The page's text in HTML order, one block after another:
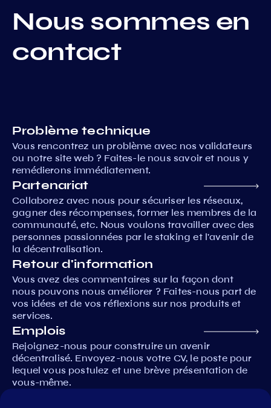
Nous sommes en
contact
Problème technique
Vous rencontrez un problème avec nos validateurs
ou notre site web ? Faites-le nous savoir et nous y
remédierons immédiatement.
Partenariat
Collaborez avec nous pour sécuriser les réseaux,
gagner des récompenses, former les membres de la
communauté, etc. Nous voulons travailler avec des
personnes passionnées par le staking et l'avenir de
la décentralisation.
Retour d'information
Vous avez des commentaires sur la façon dont
nous pouvons nous améliorer ? Faites-nous part de
vos idées et de vos réflexions sur nos produits et
services.
Emplois
Rejoignez-nous pour construire un avenir
décentralisé. Envoyez-nous votre CV, le poste pour
lequel vous postulez et une brève présentation de
vous-même.